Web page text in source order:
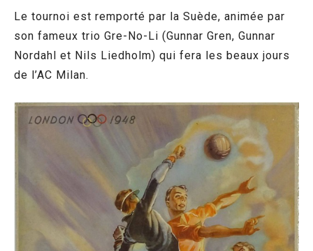
Le tournoi est remporté par la Suède, animée par
son fameux trio Gre-No-Li (Gunnar Gren, Gunnar
Nordahl et Nils Liedholm) qui fera les beaux jours
de l’AC Milan.